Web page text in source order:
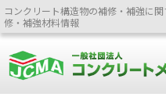
コンクリート構造物の補修・補強に
修・補強材料情報